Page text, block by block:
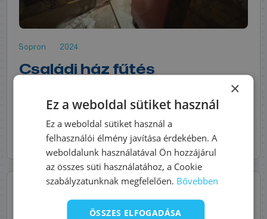
Sopron 2024
Családi ház fűtés
MEGNÉZEM
×
Ez a weboldal sütiket használ
Ez a weboldal sütiket használ a
felhasználói élmény javítása érdekében. A
weboldalunk használatával Ön hozzájárul
az összes süti használatához, a Cookie
szabályzatunknak megfelelően. Bővebben
ÖSSZES ELFOGADÁSA